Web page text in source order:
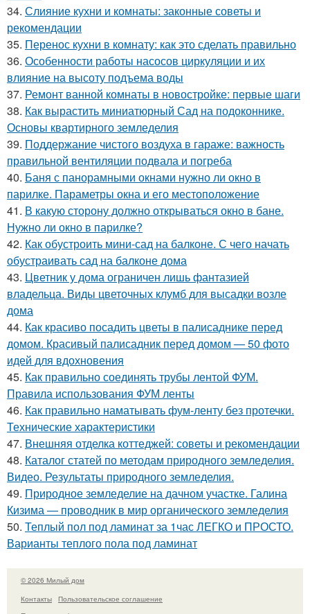
34. Слияние кухни и комнаты: законные советы и
рекомендации
35. Перенос кухни в комнату: как это сделать правильно
36. Особенности работы насосов циркуляции и их
влияние на высоту подъема воды
37. Ремонт ванной комнаты в новостройке: первые шаги
38. Как вырастить миниатюрный Сад на подоконнике.
Основы квартирного земледелия
39. Поддержание чистого воздуха в гараже: важность
правильной вентиляции подвала и погреба
40. Баня с панорамными окнами нужно ли окно в
парилке. Параметры окна и его местоположение
41. В какую сторону должно открываться окно в бане.
Нужно ли окно в парилке?
42. Как обустроить мини-сад на балконе. С чего начать
обустраивать сад на балконе дома
43. Цветник у дома ограничен лишь фантазией
владельца. Виды цветочных клумб для высадки возле
дома
44. Как красиво посадить цветы в палисаднике перед
домом. Красивый палисадник перед домом — 50 фото
идей для вдохновения
45. Как правильно соединять трубы лентой ФУМ.
Правила использования ФУМ ленты
46. Как правильно наматывать фум-ленту без протечки.
Технические характеристики
47. Внешняя отделка коттеджей: советы и рекомендации
48. Каталог статей по методам природного земледелия.
Видео. Результаты природного земледелия.
49. Природное земледелие на дачном участке. Галина
Кизима — проводник в мир органического земледелия
50. Теплый пол под ламинат за 1час ЛЕГКО и ПРОСТО.
Варианты теплого пола под ламинат
© 2026 Милый дом
Контакты
Пользовательское соглашение